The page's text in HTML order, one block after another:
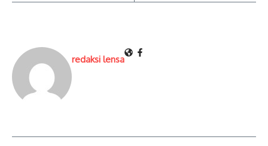
redaksi lensa